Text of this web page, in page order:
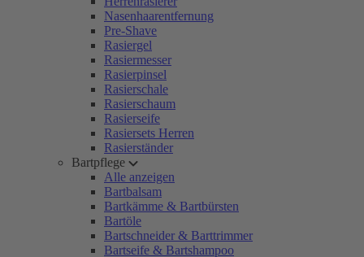
Nasenhaarentfernung
Pre-Shave
Rasiergel
Rasiermesser
Rasierpinsel
Rasierschale
Rasierschaum
Rasierseife
Rasiersets Herren
Rasierständer
Bartpflege
Alle anzeigen
Bartbalsam
Bartkämme & Bartbürsten
Bartöle
Bartschneider & Barttrimmer
Bartseife & Bartshampoo